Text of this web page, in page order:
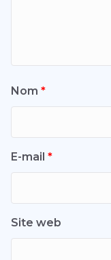
Nom *
E-mail *
Site web